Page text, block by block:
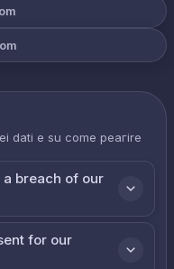
dati e su come реагire
breach of our
for our